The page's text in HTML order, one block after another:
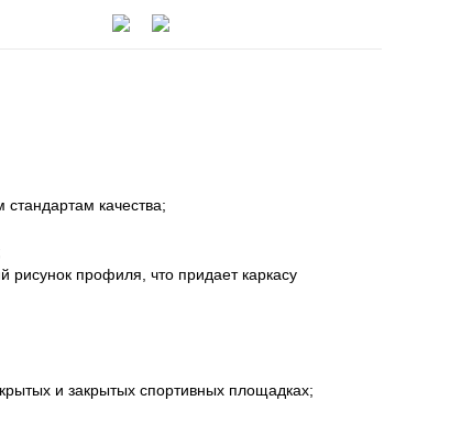
качества;
рисунок профиля, что придает каркасу
и закрытых спортивных площадках;